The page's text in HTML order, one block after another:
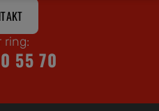
ring:
55 70